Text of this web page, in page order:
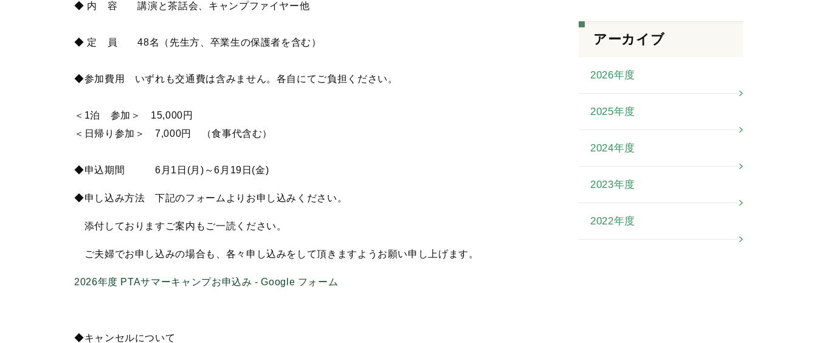
◆ 内 容 講演と茶話会、キャンプファイヤー他
◆ 定 員 48名（先生方、卒業生の保護者を含む）
◆参加費用 いずれも交通費は含みません。各自にてご負担ください。
＜1泊 参加＞ 15,000円
＜日帰り参加＞ 7,000円 （食事代含む）
◆申込期間 6月1日(月)～6月19日(金)
◆申し込み方法 下記のフォームよりお申し込みください。
添付しておりますご案内もご一読ください。
ご夫婦でお申し込みの場合も、各々申し込みをして頂きますようお願い申し上げます。
2026年度 PTAサマーキャンプお申込み - Google フォーム
◆キャンセルについて
アーカイブ
2026年度
2025年度
2024年度
2023年度
2022年度